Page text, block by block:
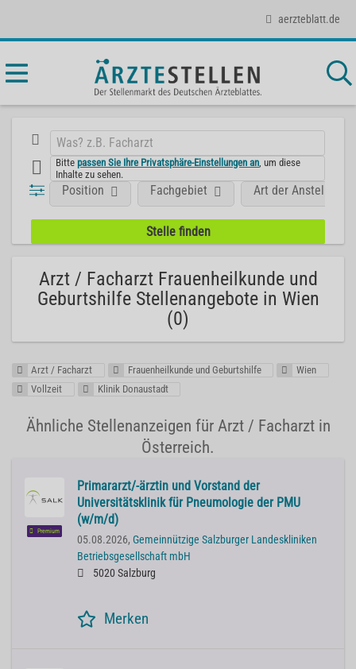
aerzteblatt.de
Bittepassen Sie Ihre Privatsphäre-Einstellungen an , um diese
Inhalte zu sehen.
Position Fachgebiet Art der Anstellung
Arzt / Facharzt Frauenheilkunde und
Geburtshilfe Stellenangebote in Wien
(0)
Arzt / Facharzt Frauenheilkunde und Geburtshilfe
Wien
Vollzeit
Klinik Donaustadt
Ähnliche Stellenanzeigen für Arzt / Facharzt in
Österreich.
Premium
Primararzt/-ärztin und Vorstand der
Universitätsklinik für Pneumologie der PMU
(w/m/d)
05.08.2026, Gemeinnützige Salzburger Landeskliniken
Betriebsgesellschaft mbH
5020 Salzburg
Merken